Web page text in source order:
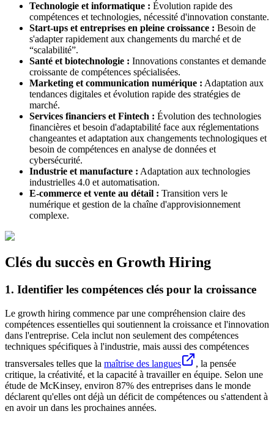
Technologie et informatique : Évolution rapide des
compétences et technologies, nécessité d'innovation constante.
Start-ups et entreprises en pleine croissance : Besoin de
s'adapter rapidement aux changements du marché et de
“scalabilité”.
Santé et biotechnologie : Innovations constantes et demande
croissante de compétences spécialisées.
Marketing et communication numérique : Adaptation aux
tendances digitales et évolution rapide des stratégies de
marché.
Services financiers et Fintech : Évolution des technologies
financières et besoin d'adaptabilité face aux réglementations
changeantes et adaptation aux changements technologiques et
besoin de compétences en analyse de données et
cybersécurité.
Industrie et manufacture : Adaptation aux technologies
industrielles 4.0 et automatisation.
E-commerce et vente au détail : Transition vers le
numérique et gestion de la chaîne d'approvisionnement
complexe.
Clés du succès en Growth Hiring
1. Identifier les compétences clés pour la croissance
Le growth hiring commence par une compréhension claire des
compétences essentielles qui soutiennent la croissance et l'innovation
dans l'entreprise. Cela inclut non seulement des compétences
techniques spécifiques à l'industrie, mais aussi des compétences
transversales telles que la maîtrise des langues
, la pensée
critique, la créativité, et la capacité à travailler en équipe. Selon une
étude de McKinsey, environ 87% des entreprises dans le monde
déclarent qu'elles ont déjà un déficit de compétences ou s'attendent à
en avoir un dans les prochaines années.